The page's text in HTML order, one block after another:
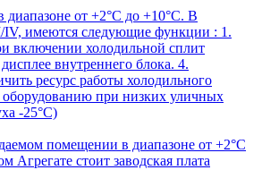
от +2°С до +10°С. В
IV, имеются следующие функции : 1.
включении холодильной сплит
внутреннего блока. 4.
ресурс работы холодильного
оборудованию при низких уличных
-25°С)
помещении в диапазоне от +2°С
стоит заводская плата